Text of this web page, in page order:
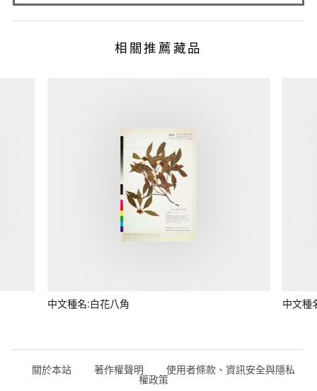
相關推薦藏品
中文種名:白花八角 中文種
關於本站 著作權聲明 使用者條款、資訊安全與隱私
權政策